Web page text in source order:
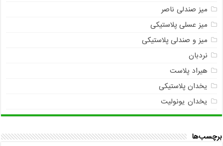
میز صندلی ناصر
میز عسلی پلاستیکی
میز و صندلی پلاستیکی
نردبان
هیراد پلاست
یخدان پلاستیکی
یخدان یونولیت
برچسب‌ها